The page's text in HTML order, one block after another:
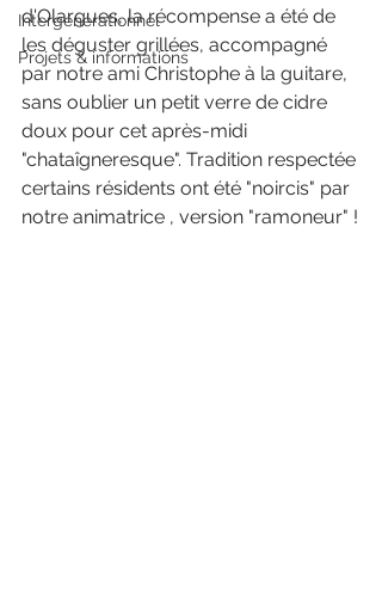
Intergénérationnel
Projets & informations
d'Olargues, la récompense a été de
les déguster grillées, accompagné
par notre ami Christophe à la guitare,
sans oublier un petit verre de cidre
doux pour cet après-midi
"chataîgneresque". Tradition respectée
certains résidents ont été "noircis" par
notre animatrice , version "ramoneur" !